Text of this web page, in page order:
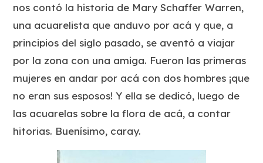
nos contó la historia de Mary Schaffer Warren,
una acuarelista que anduvo por acá y que, a
principios del siglo pasado, se aventó a viajar
por la zona con una amiga. Fueron las primeras
mujeres en andar por acá con dos hombres ¡que
no eran sus esposos! Y ella se dedicó, luego de
las acuarelas sobre la flora de acá, a contar
hitorias. Buenísimo, caray.